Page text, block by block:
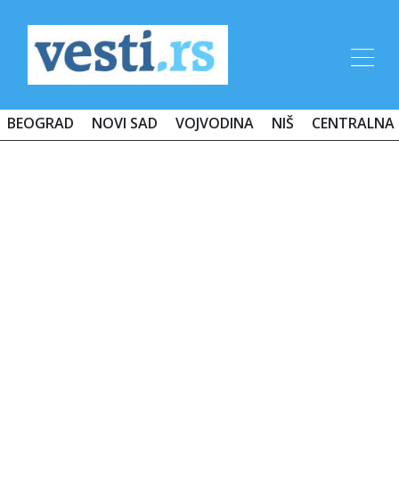
BEOGRAD NOVI SAD VOJVODINA NIŠ CENTRALNA